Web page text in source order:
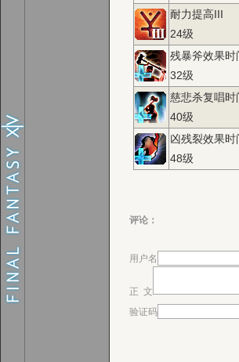
耐力提高III
24级
残暴斧效果时
32级
慈悲杀复唱时
40级
凶残裂效果时
48级
评论：
用户名
正 文
验证码